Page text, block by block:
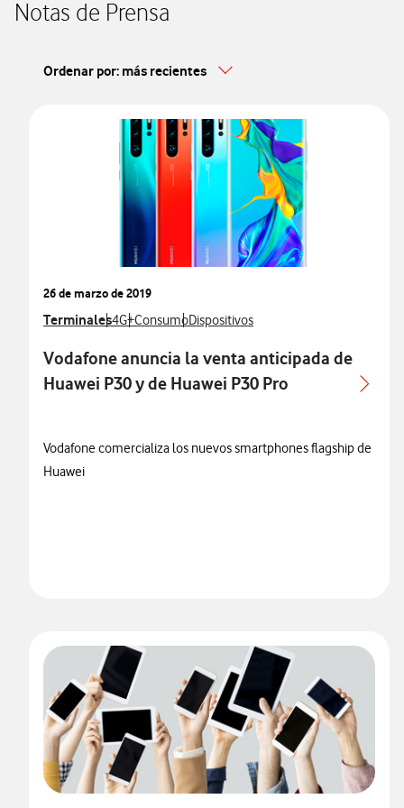
Notas de Prensa
Ordenar por: más recientes
26 de marzo de 2019
Ver más notas de prensa relacionados con
TerminalesVer más notas de prensa relacionados con
4G+Ver más notas de prensa relacionados con
ConsumoVer más notas de prensa relacionados
Dispositivos
Vodafone anuncia la venta anticipada de
Huawei P30 y de Huawei P30 Pro
Vodafone comercializa los nuevos smartphones flagship de
Huawei